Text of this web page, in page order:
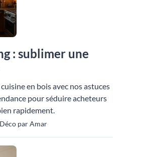
: sublimer une
en bois avec nos astuces
pour séduire acheteurs
rapidement.
par Amar